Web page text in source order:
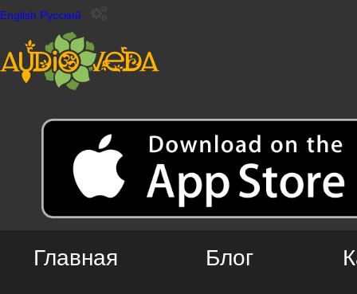
English Русский
Главная Блог